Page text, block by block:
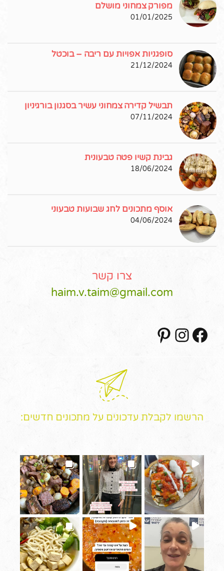
מפורק צמחוני מושלם
01/01/2025
סופגניות אפויות עם ריבה – בוכטל
21/12/2024
תבשיל קדירה צמחוני עשיר בסגנון בורגיניון
07/11/2024
גבינת קשיו פטה טבעונית
18/06/2024
אוסף מתכונים לחג שבועות טבעוני
04/06/2024
צרו קשר
haim.v.taim@gmail.com
Facebook
Instagram
הרשמו לקבלת עדכונים על מתכונים חדשים: